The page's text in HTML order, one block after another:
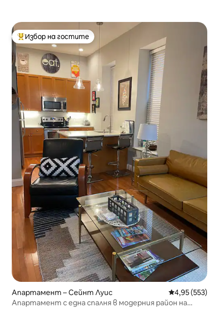
Най-популярен избор на гостите
Избор на гостите
Апартамент – Сейнт Луис Средна
4,95 (553)
Апартамент с една спалня в модерния район на